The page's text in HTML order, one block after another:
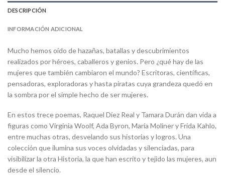
DESCRIPCIÓN
INFORMACIÓN ADICIONAL
Mucho hemos oído de hazañas, batallas y descubrimientos
realizados por héroes, caballeros y genios. Pero ¿qué hay de las
mujeres que también cambiaron el mundo? Escritoras, científicas,
pensadoras, exploradoras y hasta piratas cuya grandeza quedó en
la sombra por el simple hecho de ser mujeres.
En estos trece poemas, Raquel Díez Real y Tamara Durán dan vida a
figuras como Virginia Woolf, Ada Byron, María Moliner y Frida Kahlo,
entre muchas otras, desvelando sus historias y logros. Una
colección que ilumina sus voces olvidadas y silenciadas, para
visibilizar la otra Historia, la que han escrito y tejido las mujeres, aun
desde el silencio.